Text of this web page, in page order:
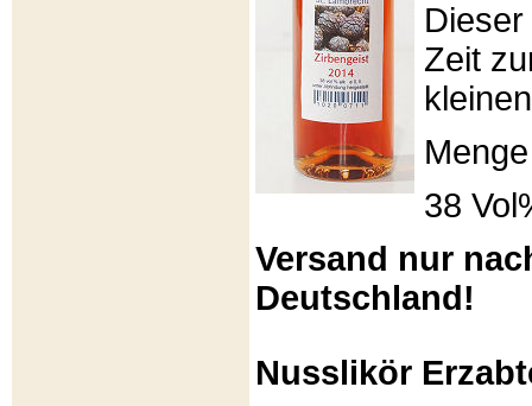
Zeit
38
Versand nur
Deutschland!
Nusslikör